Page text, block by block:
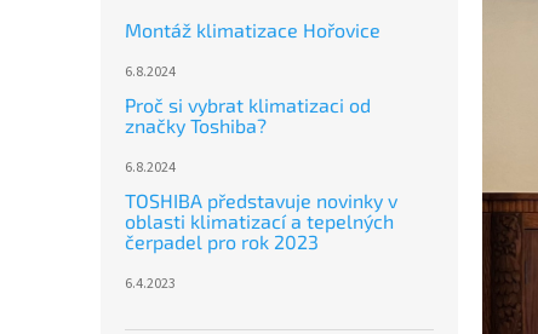
Montáž klimatizace Hořovice
6.8.2024
Proč si vybrat klimatizaci od
značky Toshiba?
6.8.2024
TOSHIBA představuje novinky v
oblasti klimatizací a tepelných
čerpadel pro rok 2023
6.4.2023